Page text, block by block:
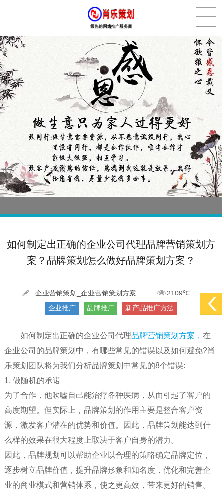
[2022-03-27] 疫情当下公司企业品牌网络营销策划推广怎么做，国内知... 更多 >
污水处理设备厂家产品如何做网络推广（污水处理项目网... 更多 >
疫情当下公司企业品牌网络营销策划推广怎么做，国内知... 更多 >
如何制定出正确的企业公司代理品牌营销策划方
案？品牌策划怎么做好品牌策划方案？
企业营销策划_企业营销策划方案
2109℃
企业推广
品牌推广 新产品推广方法
如何制定出正确的企业公司代理品牌营销策划方案， 在
企业公司的品牌策划中，有哪些常见的错误以及如何避免?肖
乐策划团队将为我们分析品牌策划中常见的8个错误:
1. 做随机的承诺
为了合作，他吹嘘自己能治疗各种疾病，从而引起了客户的
高度期望。但实际上，品牌策划的作用主要是整合客户资
源，激发客户潜在的优势和价值。因此，品牌策划能达到什
么样的效果在很大程度上取决于客户自身的潜力。
因此，品牌规划可以帮助企业以合理的策略确定品牌定位，
逐步树立品牌价值，提升品牌形象和知名度，优化和完善企
业的商业模式和营销体系，使之更高效，带来更好的销售。